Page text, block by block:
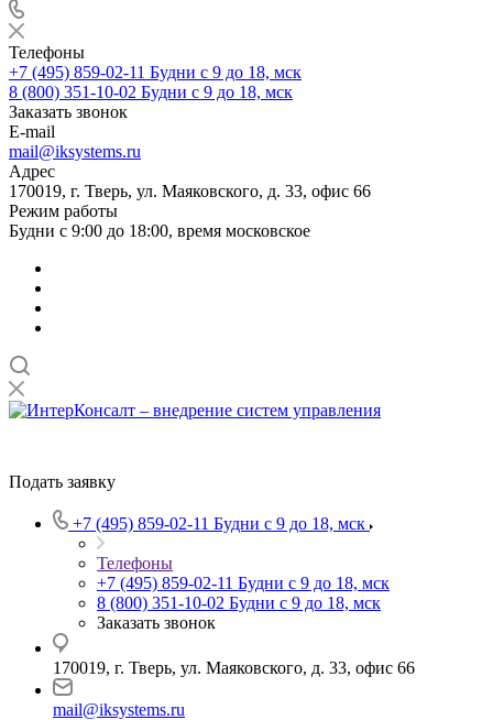
Телефоны
+7 (495) 859-02-11 Будни с 9 до 18, мск
8 (800) 351-10-02 Будни с 9 до 18, мск
Заказать звонок
E-mail
mail@iksystems.ru
Адрес
170019, г. Тверь, ул. Маяковского, д. 33, офис 66
Режим работы
Будни с 9:00 до 18:00, время московское
Подать заявку
+7 (495) 859-02-11 Будни с 9 до 18, мск
Телефоны
+7 (495) 859-02-11 Будни с 9 до 18, мск
8 (800) 351-10-02 Будни с 9 до 18, мск
Заказать звонок
170019, г. Тверь, ул. Маяковского, д. 33, офис 66
mail@iksystems.ru